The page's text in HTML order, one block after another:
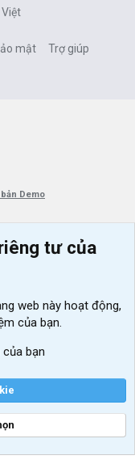
mật Trợ giúp
Demo
Office miễn phí
trợ
tư của
web này hoạt động,
của bạn.
bạn